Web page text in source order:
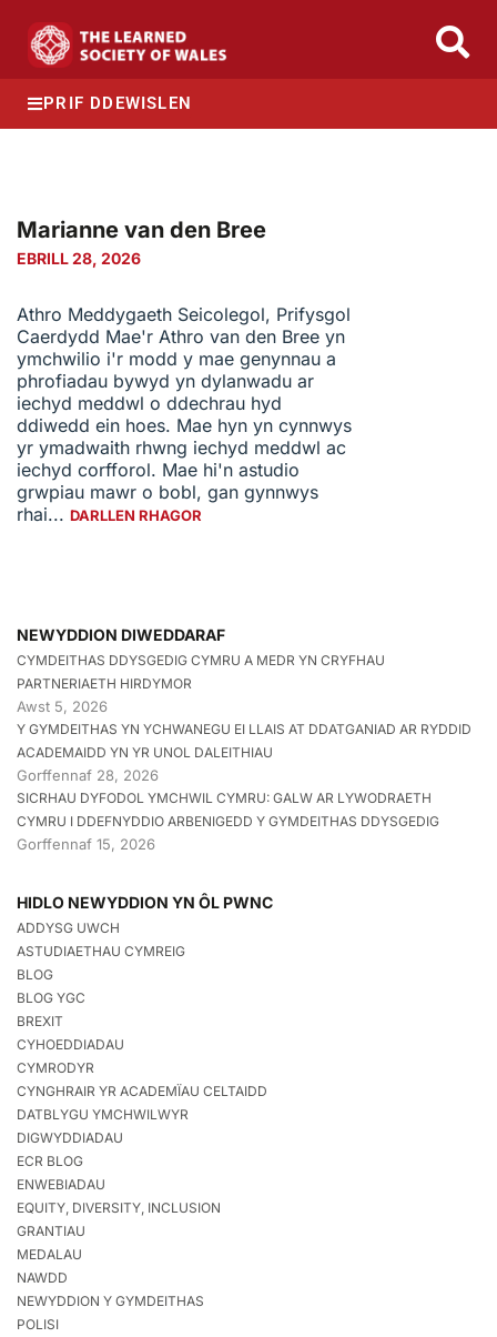
PRIF DDEWISLEN
Marianne van den Bree
EBRILL 28, 2026
Athro Meddygaeth Seicolegol, Prifysgol
Caerdydd Mae'r Athro van den Bree yn
ymchwilio i'r modd y mae genynnau a
phrofiadau bywyd yn dylanwadu ar
iechyd meddwl o ddechrau hyd
ddiwedd ein hoes. Mae hyn yn cynnwys
yr ymadwaith rhwng iechyd meddwl ac
iechyd corfforol. Mae hi'n astudio
grwpiau mawr o bobl, gan gynnwys
rhai... DARLLEN RHAGOR
NEWYDDION DIWEDDARAF
CYMDEITHAS DDYSGEDIG CYMRU A MEDR YN CRYFHAU
PARTNERIAETH HIRDYMOR
Awst 5, 2026
Y GYMDEITHAS YN YCHWANEGU EI LLAIS AT DDATGANIAD AR RYDDID
ACADEMAIDD YN YR UNOL DALEITHIAU
Gorffennaf 28, 2026
SICRHAU DYFODOL YMCHWIL CYMRU: GALW AR LYWODRAETH
CYMRU I DDEFNYDDIO ARBENIGEDD Y GYMDEITHAS DDYSGEDIG
Gorffennaf 15, 2026
HIDLO NEWYDDION YN ÔL PWNC
ADDYSG UWCH
ASTUDIAETHAU CYMREIG
BLOG
BLOG YGC
BREXIT
CYHOEDDIADAU
CYMRODYR
CYNGHRAIR YR ACADEMÏAU CELTAIDD
DATBLYGU YMCHWILWYR
DIGWYDDIADAU
ECR BLOG
ENWEBIADAU
EQUITY, DIVERSITY, INCLUSION
GRANTIAU
MEDALAU
NAWDD
NEWYDDION Y GYMDEITHAS
POLISI